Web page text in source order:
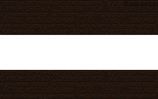
Ваш заказ